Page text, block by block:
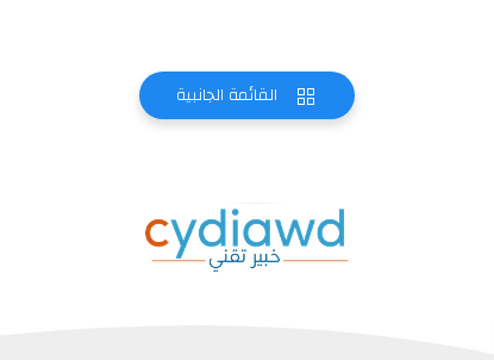
القائمة الجانبية